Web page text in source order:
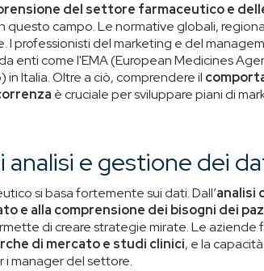
del settore farmaceutico e
questo campo. Le normative globali,
I professionisti del marketing e del
enti come l'EMA (European Medicines
in Italia. Oltre a ciò, comprendere il
è cruciale per sviluppare piani di
analisi e gestione dei
si basa fortemente sui dati. Dall’analisi
e alla comprensione dei bisogni dei
di creare strategie mirate. Le
di mercato e studi clinici, e la
manager del settore.